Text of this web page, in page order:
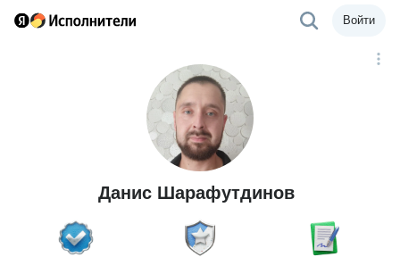
Войти
Данис Шарафутдинов